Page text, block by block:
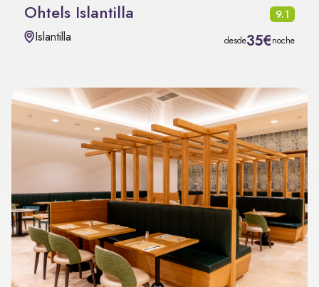
Ohtels Islantilla 9.1
Islantilla desde35€noche